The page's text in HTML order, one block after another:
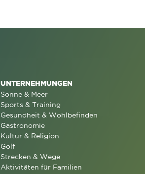
UNTERNEHMUNGEN
Sonne & Meer
Sports & Training
Gesundheit & Wohlbefinden
Gastronomie
Kultur & Religion
Golf
Strecken & Wege
Aktivitäten für Familien